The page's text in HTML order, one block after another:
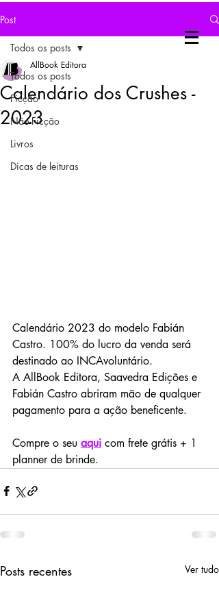
Post
Todos os posts
Ficção
Não-Ficção
Livros
Dicas de leituras
Todos os posts
Calendário dos Crushes -
2023
AllBook Editora
Calendário 2023 do modelo Fabián
Castro. 100% do lucro da venda será
destinado ao INCAvoluntário.
A AllBook Editora, Saavedra Edições e
Fabián Castro abriram mão de qualquer
pagamento para a ação beneficente.
Compre o seu aqui com frete grátis + 1
planner de brinde.
Posts recentes Ver tudo